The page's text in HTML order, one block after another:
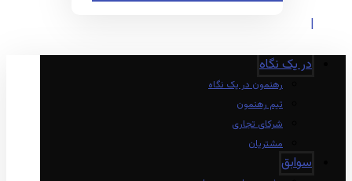
در یک نگاه
رهنمون در یک نگاه
تیم رهنمون
شرکای تجاری
مشتریان
سوابق